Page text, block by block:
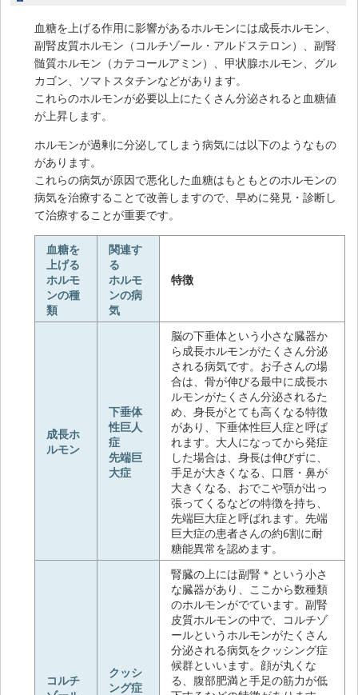
血糖を上げる作用に影響があるホルモンには成長ホルモン、
副腎皮質ホルモン（コルチゾール・アルドステロン）、副腎
髄質ホルモン（カテコールアミン）、甲状腺ホルモン、グル
カゴン、ソマトスタチンなどがあります。
これらのホルモンが必要以上にたくさん分泌されると血糖値
が上昇します。
ホルモンが過剰に分泌してしまう病気には以下のようなもの
があります。
これらの病気が原因で悪化した血糖はもともとのホルモンの
病気を治療することで改善しますので、早めに発見・診断し
て治療することが重要です。
血糖を
上げる
ホルモ
ンの種
類
関連す
る
ホルモ
ンの病
気
特徴
成長ホ
ルモン
下垂体
性巨人
症
先端巨
大症
脳の下垂体という小さな臓器か
ら成長ホルモンがたくさん分泌
される病気です。お子さんの場
合は、骨が伸びる最中に成長ホ
ルモンがたくさん分泌されるた
め、身長がとても高くなる特徴
があり、下垂体性巨人症と呼ば
れます。大人になってから発症
した場合は、身長は伸びずに、
手足が大きくなる、口唇・鼻が
大きくなる、おでこや顎が出っ
張ってくるなどの特徴を持ち、
先端巨大症と呼ばれます。先端
巨大症の患者さんの約6割に耐
糖能異常を認めます。
コルチ
クッシ
ング症
腎臓の上には副腎＊という小さ
な臓器があり、ここから数種類
のホルモンがでています。副腎
皮質ホルモンの中で、コルチゾ
ールというホルモンがたくさん
分泌される病気をクッシング症
候群といいます。顔が丸くな
る、腹部肥満と手足の筋力が低